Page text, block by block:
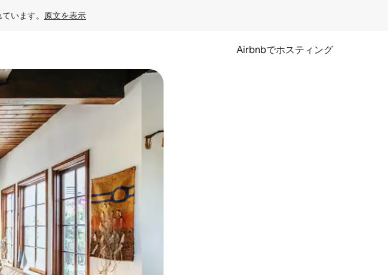
います。 原文を表示
Airbnbでホスティング
して検索結果を確認することができます。